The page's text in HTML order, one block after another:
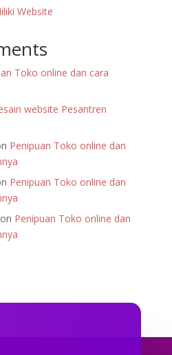
Website
Toko online dan cara
website Pesantren
Penipuan Toko online dan
Penipuan Toko online dan
on Penipuan Toko online dan